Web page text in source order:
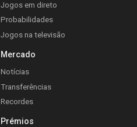
Jogos em direto
Probabilidades
Jogos na televisão
Mercado
Notícias
Transferências
Recordes
Prémios